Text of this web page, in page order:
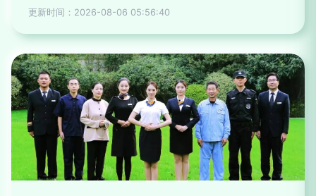
更新时间：2026-08-06 05:56:40